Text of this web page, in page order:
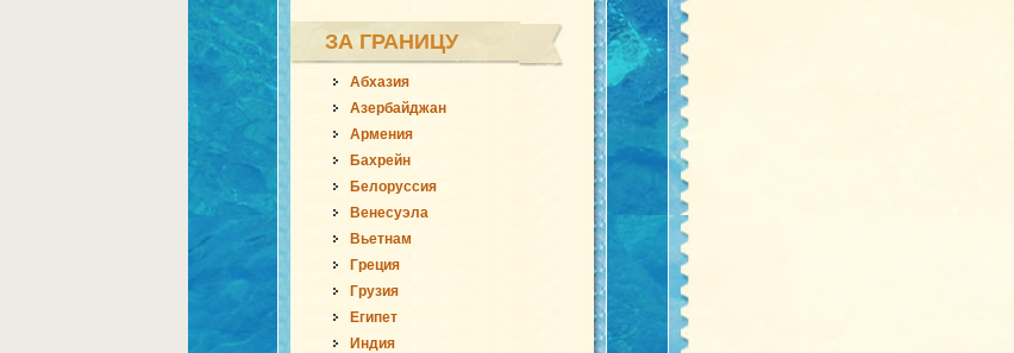
ЗА ГРАНИЦУ
Абхазия
Азербайджан
Армения
Бахрейн
Белоруссия
Венесуэла
Вьетнам
Греция
Грузия
Египет
Индия